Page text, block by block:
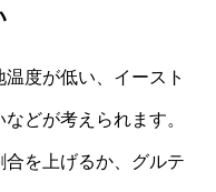
度が低い、イースト
どが考えられます。
を上げるか、グルテ